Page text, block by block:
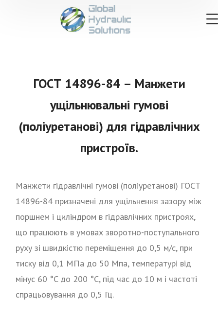
ГОСТ 14896-84 – Манжети
ущільнювальні гумові
(поліуретанові) для гідравлічних
пристроїв.
Манжети гідравлічні гумові (поліуретанові) ГОСТ
14896-84 призначені для ущільнення зазору між
поршнем і циліндром в гідравлічних пристроях,
що працюють в умовах зворотно-поступального
руху зі швидкістю переміщення до 0,5 м/с, при
тиску від 0,1 МПа до 50 Мпа, температурі від
мінус 60 °C до 200 °C, під час до 10 м і частоті
спрацьовування до 0,5 Гц.